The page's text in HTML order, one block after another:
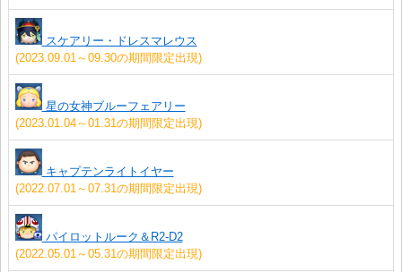
スケアリー・ドレスマレウス
(2023.09.01～09.30の期間限定出現)
星の女神ブルーフェアリー
(2023.01.04～01.31の期間限定出現)
キャプテンライトイヤー
(2022.07.01～07.31の期間限定出現)
パイロットルーク＆R2-D2
(2022.05.01～05.31の期間限定出現)